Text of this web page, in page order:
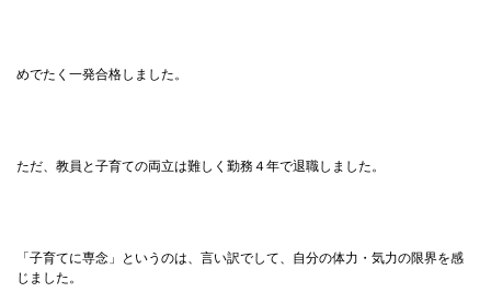
めでたく一発合格しました。
ただ、教員と子育ての両立は難しく勤務４年で退職しました。
「子育てに専念」というのは、言い訳でして、自分の体力・気力の限界を感
じました。